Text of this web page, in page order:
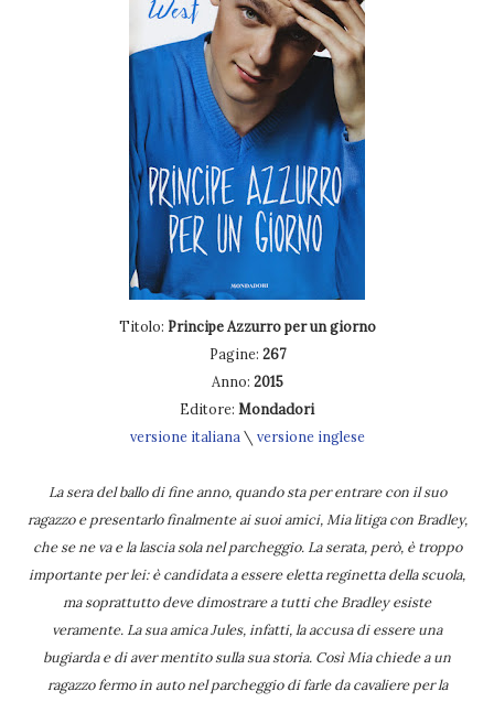
Titolo: Principe Azzurro per un giorno
Pagine: 267
Anno: 2015
Editore: Mondadori
versione italiana\ versione inglese
La sera del ballo di fine anno, quando sta per entrare con il suo
ragazzo e presentarlo finalmente ai suoi amici, Mia litiga con Bradley,
che se ne va e la lascia sola nel parcheggio. La serata, però, è troppo
importante per lei: è candidata a essere eletta reginetta della scuola,
ma soprattutto deve dimostrare a tutti che Bradley esiste
veramente. La sua amica Jules, infatti, la accusa di essere una
bugiarda e di aver mentito sulla sua storia. Così Mia chiede a un
ragazzo fermo in auto nel parcheggio di farle da cavaliere per la